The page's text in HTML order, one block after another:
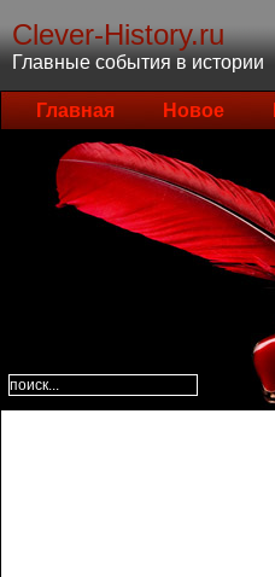
Clever-History.ru
Главные события в истории
Главная Новое